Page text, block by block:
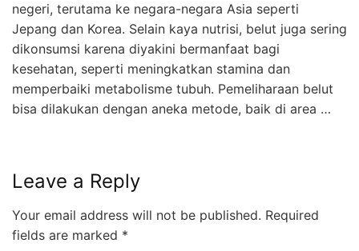
negeri, terutama ke negara-negara Asia seperti
Jepang dan Korea. Selain kaya nutrisi, belut juga sering
dikonsumsi karena diyakini bermanfaat bagi
kesehatan, seperti meningkatkan stamina dan
memperbaiki metabolisme tubuh. Pemeliharaan belut
bisa dilakukan dengan aneka metode, baik di area …
Leave a Reply
Your email address will not be published. Required
fields are marked *